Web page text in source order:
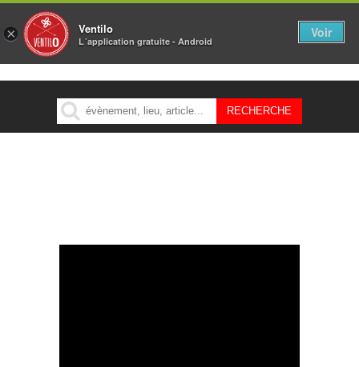
MENU
× Ventilo
L´application gratuite - Android
Voir